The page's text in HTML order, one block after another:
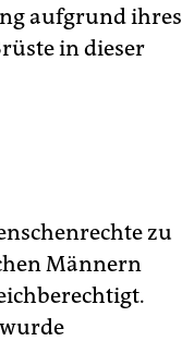
aufgrund ihres
in dieser
zu
Männern